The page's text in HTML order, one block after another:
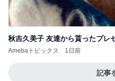
秋吉久美子 友達から貰ったプレ
Amebaトピックス 1日前
記事